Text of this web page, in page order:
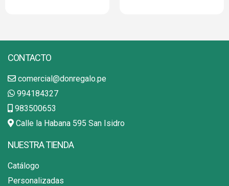
CONTACTO
comercial@donregalo.pe
994184327
983500653
Calle la Habana 595 San Isidro
NUESTRA TIENDA
Catálogo
Personalizadas